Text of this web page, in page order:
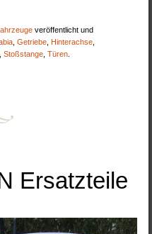
veröffentlicht und
,Getriebe Hinterachse
,Stoßstange ,Türen
Ersatzteile